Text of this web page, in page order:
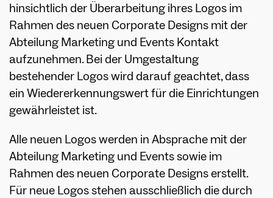
hinsichtlich der Überarbeitung ihres Logos im
Rahmen des neuen Corporate Designs mit der
Abteilung Marketing und Events Kontakt
aufzunehmen. Bei der Umgestaltung
bestehender Logos wird darauf geachtet, dass
ein Wiedererkennungswert für die Einrichtungen
gewährleistet ist.
Alle neuen Logos werden in Absprache mit der
Abteilung Marketing und Events sowie im
Rahmen des neuen Corporate Designs erstellt.
Für neue Logos stehen ausschließlich die durch